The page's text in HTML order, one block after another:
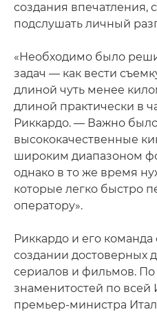
создания впечатления,
подслушать личный
«Необходимо было
задач — как вести
длиной чуть менее
длиной практически в
Риккардо. — Важно
высококачественные
широким диапазоном
однако в то же время
которые легко быстро
оператору».
Риккардо и его
создании достоверных
сериалов и фильмов. По
знаменитостей по
премьер-министра